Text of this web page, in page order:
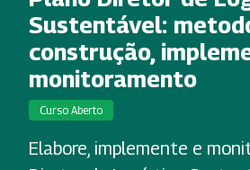
Sustentável:
construção,
monitoramento
Curso Aberto
Elabore, implemente e